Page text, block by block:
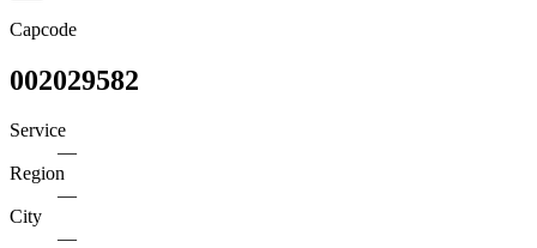
Capcode
002029582
Service
—
Region
—
City
—